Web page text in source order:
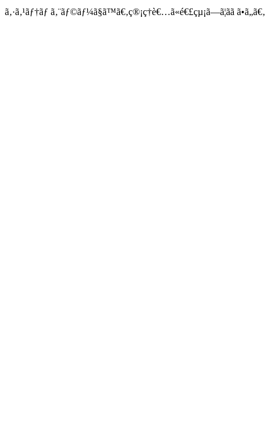
ã‚·ã‚¹ãƒ†ãƒ ã‚¨ãƒ©ãƒ¼ã§ã™ã€‚ç®¡ç†è€…ã«é€£çµ¡ã—ã¦ãã ã•ã„ã€‚